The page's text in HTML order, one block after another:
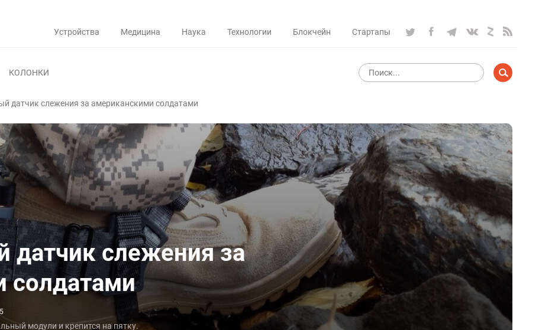
Устройства Медицина Наука Технологии Блокчейн Стартапы
КОЛОНКИ
датчик слежения за американскими солдатами
датчик слежения за
солдатами
5
модули и крепится на пятку.